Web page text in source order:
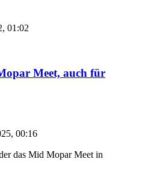
01:02
Meet, auch für
00:16
das Mid Mopar Meet in